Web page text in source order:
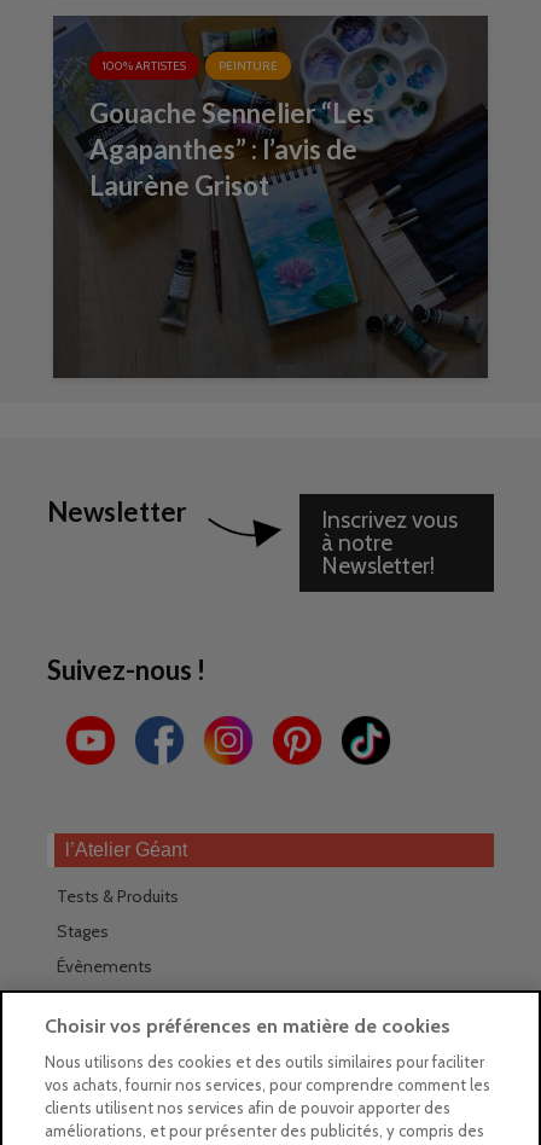
100% ARTISTES PEINTURE
Gouache Sennelier “Les
Agapanthes” : l’avis de
Laurène Grisot
Newsletter
Inscrivez vous
à notre
Newsletter!
Suivez-nous !
l’Atelier Géant
Tests & Produits
Stages
Évènements
Trouver nos magasins
La newsletter des magasins
Feuilleter le Guide
Choisir vos préférences en matière de cookies
Nous utilisons des cookies et des outils similaires pour faciliter
vos achats, fournir nos services, pour comprendre comment les
clients utilisent nos services afin de pouvoir apporter des
améliorations, et pour présenter des publicités, y compris des